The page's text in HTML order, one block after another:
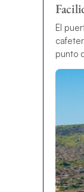
El
punto